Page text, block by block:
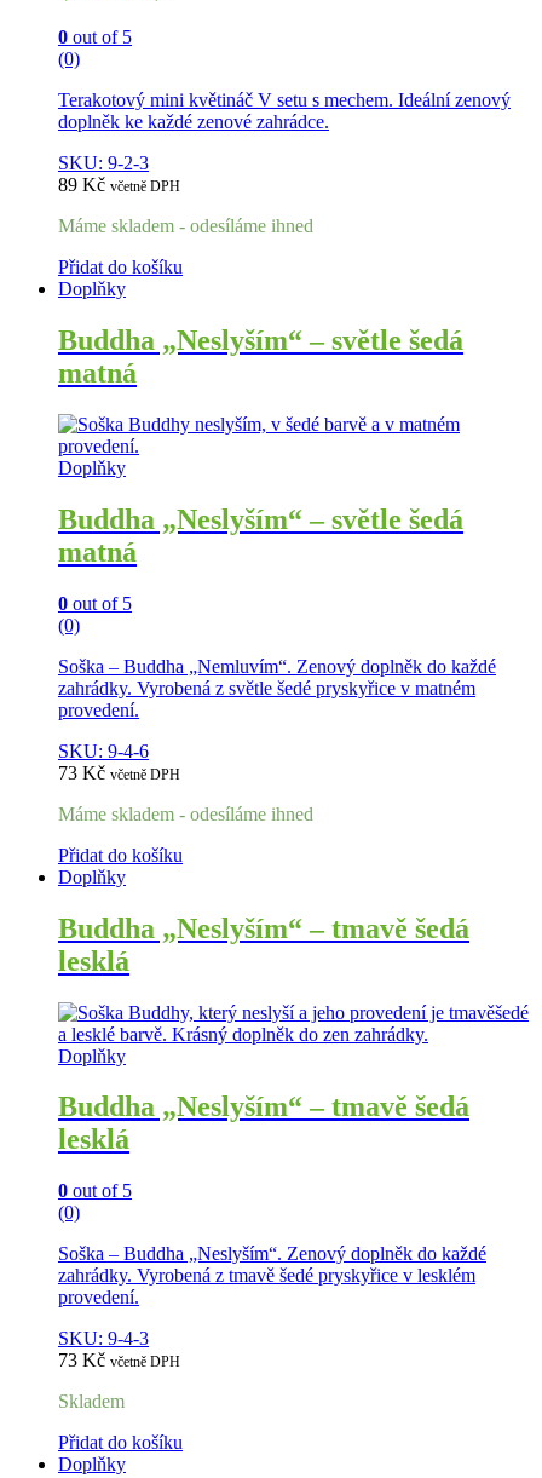
0 out of 5
(0)
Terakotový mini květináč V setu s mechem. Ideální zenový
doplněk ke každé zenové zahrádce.
SKU: 9-2-3
89 Kč včetně DPH
Máme skladem - odesíláme ihned
Přidat do košíku
Doplňky
Buddha „Neslyším“ – světle šedá
matná
Doplňky
Buddha „Neslyším“ – světle šedá
matná
0 out of 5
(0)
Soška – Buddha „Nemluvím“. Zenový doplněk do každé
zahrádky. Vyrobená z světle šedé pryskyřice v matném
provedení.
SKU: 9-4-6
73 Kč včetně DPH
Máme skladem - odesíláme ihned
Přidat do košíku
Doplňky
Buddha „Neslyším“ – tmavě šedá
lesklá
Doplňky
Buddha „Neslyším“ – tmavě šedá
lesklá
0 out of 5
(0)
Soška – Buddha „Neslyším“. Zenový doplněk do každé
zahrádky. Vyrobená z tmavě šedé pryskyřice v lesklém
provedení.
SKU: 9-4-3
73 Kč včetně DPH
Skladem
Přidat do košíku
Doplňky